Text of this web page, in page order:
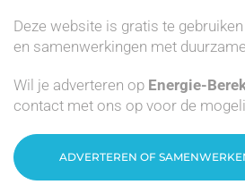
Deze website is gratis te
en samenwerkingen met
Wil je adverteren op Energie-
contact met ons op voor de
ADVERTEREN OF